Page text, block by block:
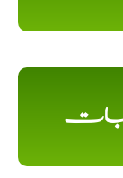
جات